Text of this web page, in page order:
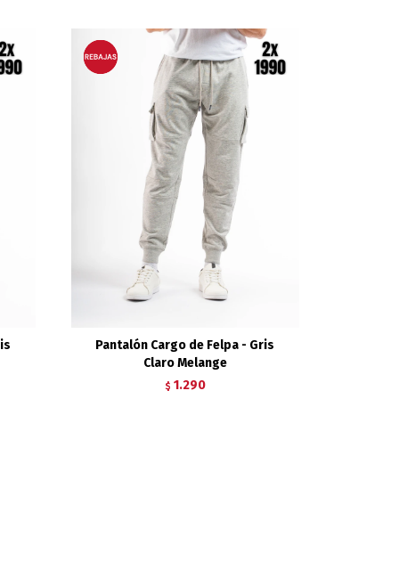
Pantalón Cargo de Felpa - Gris
Claro Melange
$ 1.290